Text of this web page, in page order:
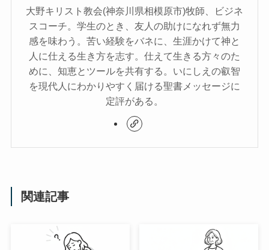
大野キリスト教会(神奈川県相模原市)牧師、ビジネ
スコーチ。学生のとき、友人の助けになれず無力
感を味わう。苦い経験をバネに、生涯かけて神と
人に仕える生き方を志す。仕えて生きる方々のた
めに、知恵とツールを共有する。いにしえの叡智
を現代人にわかりやすく届ける聖書メッセージに
定評がある。
関連記事